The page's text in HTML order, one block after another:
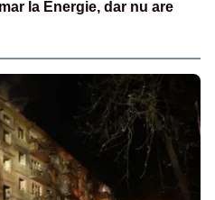
la Energie, dar nu are